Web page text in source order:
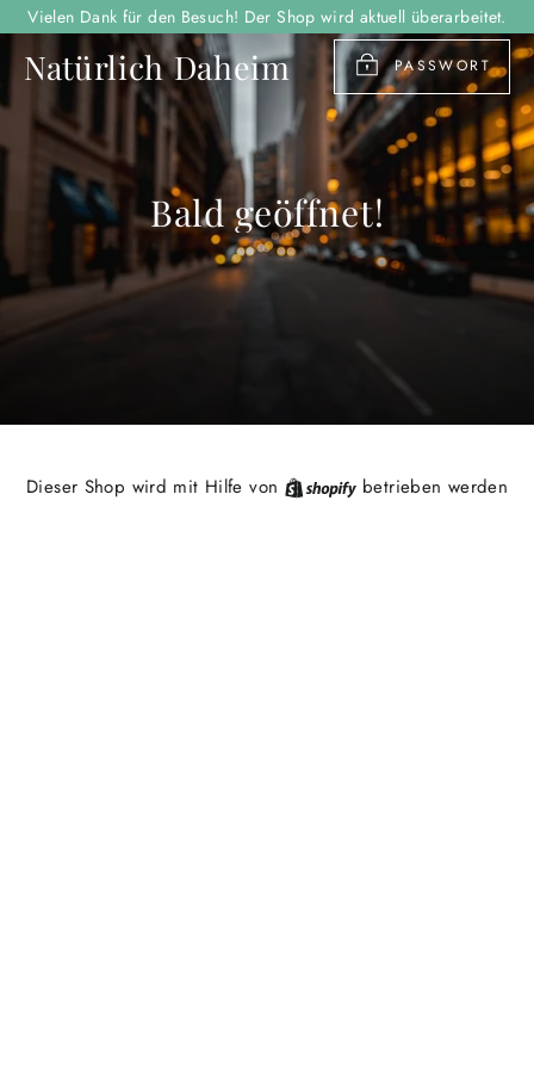
Direkt
zum
Inhalt
Vielen Dank für den Besuch! Der Shop wird aktuell überarbeitet.
Natürlich Daheim PASSWORT
Bald geöffnet!
Dieser Shop wird mit Hilfe von Shopify
betrieben werden